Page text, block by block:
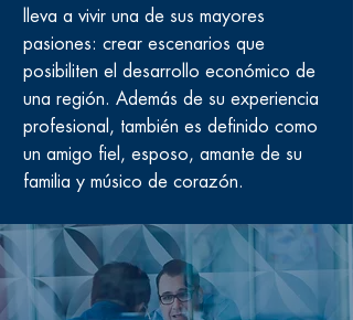
lleva a vivir una de sus mayores
pasiones: crear escenarios que
posibiliten el desarrollo económico de
una región. Además de su experiencia
profesional, también es definido como
un amigo fiel, esposo, amante de su
familia y músico de corazón.